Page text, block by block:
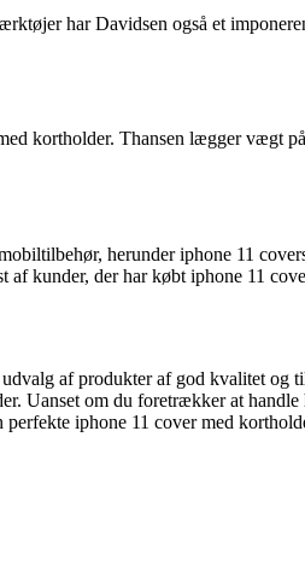
har Davidsen også et
kortholder. Thansen lægger vægt
herunder iphone 11
kunder, der har købt iphone 11
af produkter af god kvalitet og
Uanset om du foretrækker at handle
iphone 11 cover med